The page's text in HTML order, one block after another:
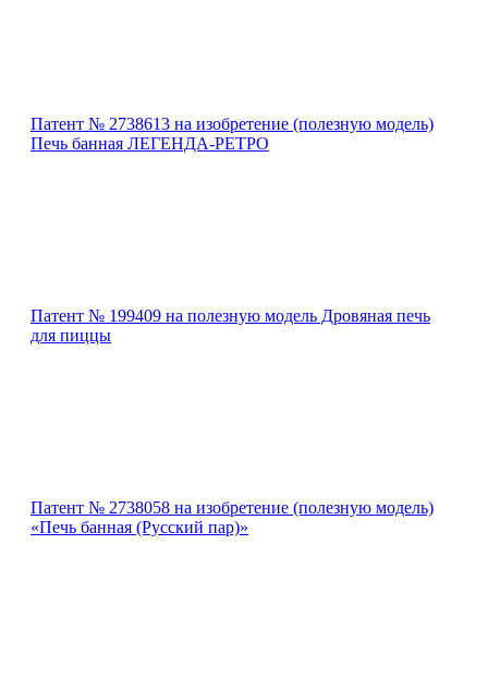
Патент № 2738613 на изобретение (полезную модель)
Печь банная ЛЕГЕНДА-РЕТРО
Патент № 199409 на полезную модель Дровяная печь
для пиццы
Патент № 2738058 на изобретение (полезную модель)
«Печь банная (Русский пар)»